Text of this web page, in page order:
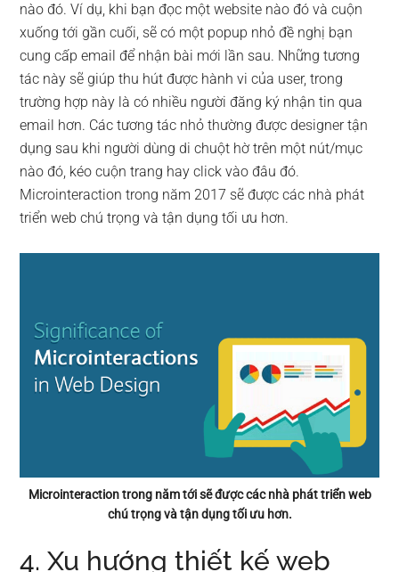
nào đó. Ví dụ, khi bạn đọc một website nào đó và cuộn
xuống tới gần cuối, sẽ có một popup nhỏ đề nghị bạn
cung cấp email để nhận bài mới lần sau. Những tương
tác này sẽ giúp thu hút được hành vi của user, trong
trường hợp này là có nhiều người đăng ký nhận tin qua
email hơn. Các tương tác nhỏ thường được designer tận
dụng sau khi người dùng di chuột hờ trên một nút/mục
nào đó, kéo cuộn trang hay click vào đâu đó.
Microinteraction trong năm 2017 sẽ được các nhà phát
triển web chú trọng và tận dụng tối ưu hơn.
Microinteraction trong năm tới sẽ được các nhà phát triển web
chú trọng và tận dụng tối ưu hơn.
4. Xu hướng thiết kế web